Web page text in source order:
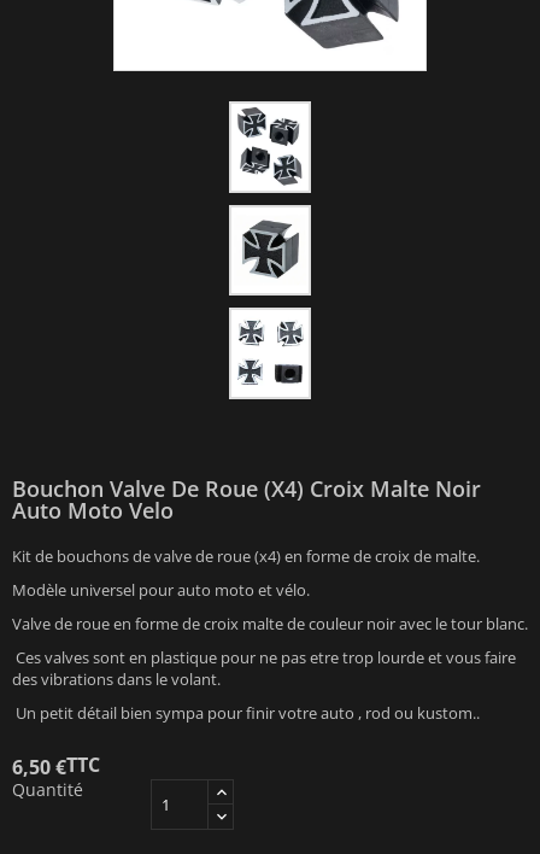
Bouchon Valve De Roue (x4) Croix Malte Noir
Auto Moto Velo
Kit de bouchons de valve de roue (x4) en forme de croix de malte.
Modèle universel pour auto moto et vélo.
Valve de roue en forme de croix malte de couleur noir avec le tour blanc.
Ces valves sont en plastique pour ne pas etre trop lourde et vous faire
des vibrations dans le volant.
Un petit détail bien sympa pour finir votre auto , rod ou kustom..
6,50 €TTC
Quantité